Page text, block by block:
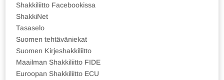
Shakkiliitto Facebookissa
ShakkiNet
Tasaselo
Suomen tehtäväniekat
Suomen Kirjeshakkiliitto
Maailman Shakkiliitto FIDE
Euroopan Shakkiliitto ECU